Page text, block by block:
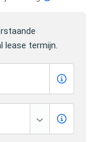
lease termijn.